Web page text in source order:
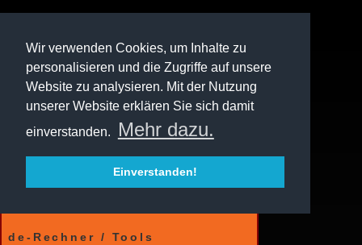
Wir verwenden Cookies, um Inhalte zu
personalisieren und die Zugriffe auf unsere
Website zu analysieren. Mit der Nutzung
unserer Website erklären Sie sich damit
einverstanden.
Mehr dazu.
Einverstanden!
de-Rechner / Tools